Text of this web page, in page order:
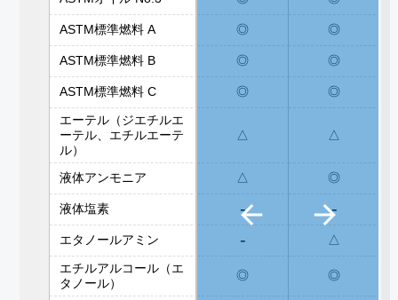
ASTM標準燃料 A ◎ ◎
ASTM標準燃料 B ◎ ◎
ASTM標準燃料 C ◎
◎
エーテル（ジエチルエ
ーテル、エチルエーテ
ル）
△ △
液体アンモニア △ ◎
液体塩素 - -
エタノールアミン -
△
エチルアルコール（エ
タノール）
◎ ◎